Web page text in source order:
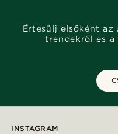
Értesülj elsőként az
trendekről és a
INSTAGRAM